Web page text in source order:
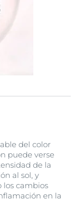
del color
puede verse
de la
al sol, y
los cambios
en la